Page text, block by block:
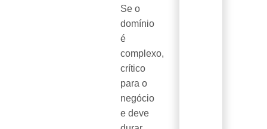
Se o
domínio
é
complexo,
crítico
para o
negócio
e deve